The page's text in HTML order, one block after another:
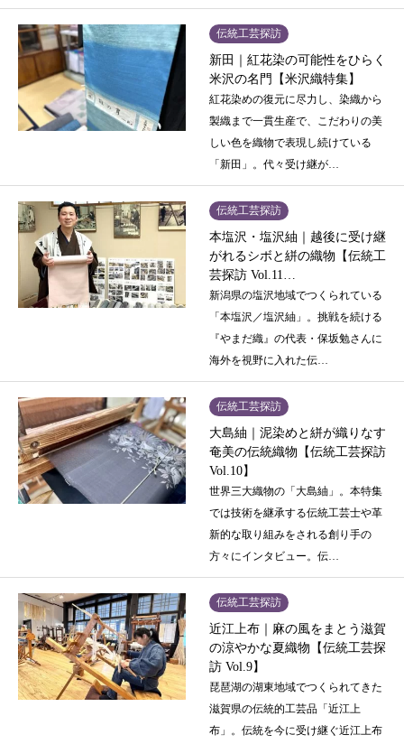
伝統工芸探訪
新田｜紅花染の可能性をひらく
米沢の名門【米沢織特集】
紅花染めの復元に尽力し、染織から
製織まで一貫生産で、こだわりの美
しい色を織物で表現し続けている
「新田」。代々受け継が…
伝統工芸探訪
本塩沢・塩沢紬｜越後に受け継
がれるシボと絣の織物【伝統工
芸探訪 Vol.11…
新潟県の塩沢地域でつくられている
「本塩沢／塩沢紬」。挑戦を続ける
『やまだ織』の代表・保坂勉さんに
海外を視野に入れた伝…
伝統工芸探訪
大島紬｜泥染めと絣が織りなす
奄美の伝統織物【伝統工芸探訪
Vol.10】
世界三大織物の「大島紬」。本特集
では技術を継承する伝統工芸士や革
新的な取り組みをされる創り手の
方々にインタビュー。伝…
伝統工芸探訪
近江上布｜麻の風をまとう滋賀
の涼やかな夏織物【伝統工芸探
訪 Vol.9】
琵琶湖の湖東地域でつくられてきた
滋賀県の伝統的工芸品「近江上
布」。伝統を今に受け継ぐ近江上布